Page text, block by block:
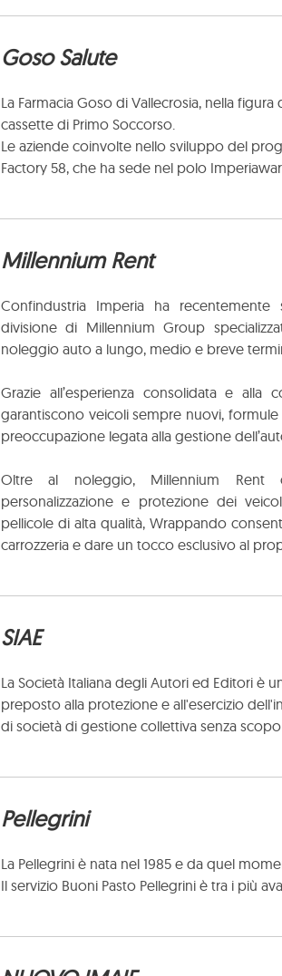
Goso Salute
La Farmacia Goso di Vallecrosia, nella
cassette di Primo Soccorso.
Le aziende coinvolte nello sviluppo del
Factory 58, che ha sede nel polo
Millennium Rent
Confindustria Imperia ha
divisione di Millennium Group
noleggio auto a lungo, medio e breve
Grazie all’esperienza consolidata e
garantiscono veicoli sempre nuovi,
preoccupazione legata alla gestione
Oltre al noleggio, Millennium Rent
personalizzazione e protezione dei
pellicole di alta qualità, Wrappando
carrozzeria e dare un tocco esclusivo al
SIAE
La Società Italiana degli Autori ed Editori è
preposto alla protezione e all'esercizio
di società di gestione collettiva senza
Pellegrini
La Pellegrini è nata nel 1985e da quel
Il servizio Buoni Pasto Pellegrini è tra i più